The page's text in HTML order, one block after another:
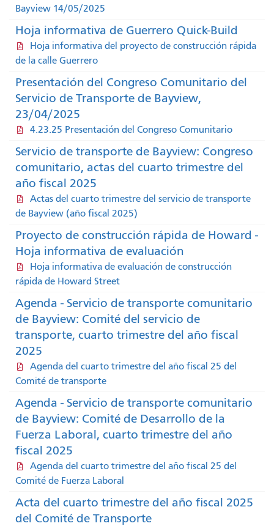
Bayview 14/05/2025
Hoja informativa de Guerrero Quick-Build
Hoja informativa del proyecto de construcción rápida
de la calle Guerrero
Presentación del Congreso Comunitario del
Servicio de Transporte de Bayview,
23/04/2025
4.23.25 Presentación del Congreso Comunitario
Servicio de transporte de Bayview: Congreso
comunitario, actas del cuarto trimestre del
año fiscal 2025
Actas del cuarto trimestre del servicio de transporte
de Bayview (año fiscal 2025)
Proyecto de construcción rápida de Howard -
Hoja informativa de evaluación
Hoja informativa de evaluación de construcción
rápida de Howard Street
Agenda - Servicio de transporte comunitario
de Bayview: Comité del servicio de
transporte, cuarto trimestre del año fiscal
2025
Agenda del cuarto trimestre del año fiscal 25 del
Comité de transporte
Agenda - Servicio de transporte comunitario
de Bayview: Comité de Desarrollo de la
Fuerza Laboral, cuarto trimestre del año
fiscal 2025
Agenda del cuarto trimestre del año fiscal 25 del
Comité de Fuerza Laboral
Acta del cuarto trimestre del año fiscal 2025
del Comité de Transporte